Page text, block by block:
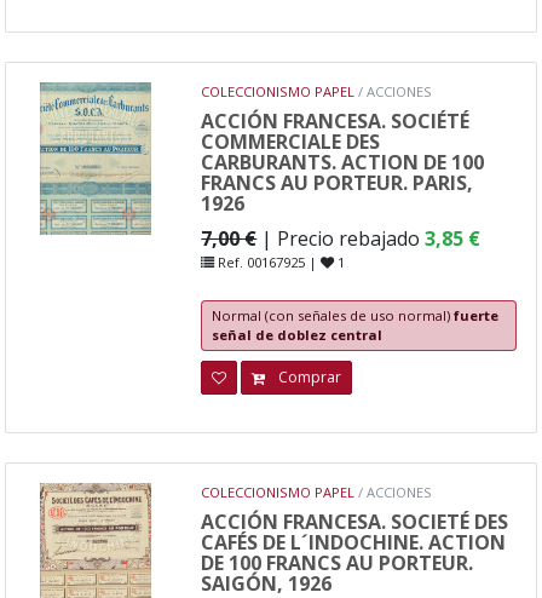
COLECCIONISMO PAPEL / ACCIONES
ACCIÓN FRANCESA. SOCIÉTÉ
COMMERCIALE DES
CARBURANTS. ACTION DE 100
FRANCS AU PORTEUR. PARIS,
1926
7,00 € | Precio rebajado3,85 €
Ref. 00167925 | 1
Normal (con señales de uso normal)fuerte
señal de doblez central
Comprar
COLECCIONISMO PAPEL / ACCIONES
ACCIÓN FRANCESA. SOCIETÉ DES
CAFÉS DE L´INDOCHINE. ACTION
DE 100 FRANCS AU PORTEUR.
SAIGÓN, 1926